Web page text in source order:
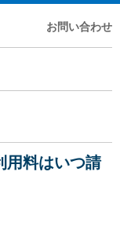
お問い合わせ
用料はいつ請